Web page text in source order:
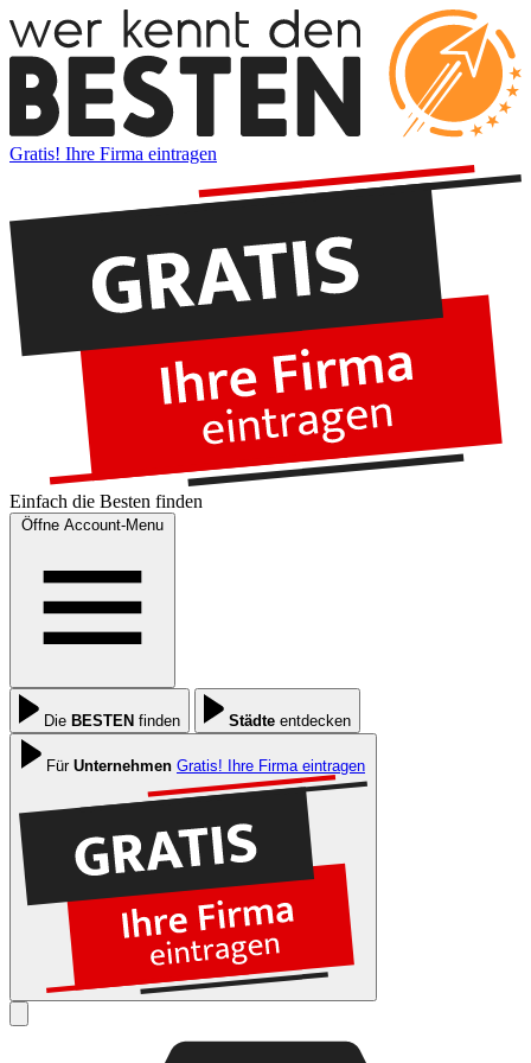
Gratis! Ihre Firma eintragen
Einfach die Besten finden
Öffne Account-Menu
Die BESTEN finden Städte entdecken
Für Unternehmen Gratis! Ihre Firma eintragen